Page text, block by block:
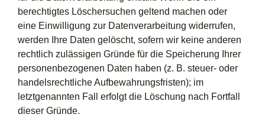
berechtigtes Löschersuchen geltend machen oder
eine Einwilligung zur Datenverarbeitung widerrufen,
werden Ihre Daten gelöscht, sofern wir keine anderen
rechtlich zulässigen Gründe für die Speicherung Ihrer
personenbezogenen Daten haben (z. B. steuer- oder
handelsrechtliche Aufbewahrungsfristen); im
letztgenannten Fall erfolgt die Löschung nach Fortfall
dieser Gründe.